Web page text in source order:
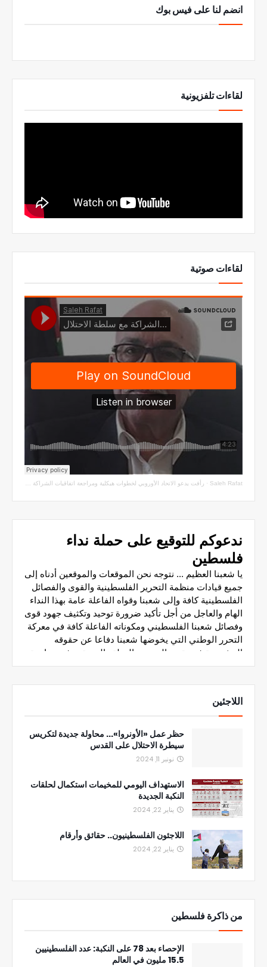
انضم لنا على فيس بوك
لقاءات تلفزيونية
لقاءات صوتية
Saleh Rafat
· رأفت يدعو الاتحاد الأوروبي لخطوات هيكلية ومراجعة اتفاقيات الشراكة مع سلطة الاحتلال
اللاجئين
حظر عمل «الأونروا»... محاولة جديدة لتكريس
سيطرة الاحتلال على القدس
نونبر 11, 2024
الاستهداف اليومي للمخيمات استكمال لحلقات
النكبة الجديدة
يناير 22, 2024
اللاجئون الفلسطينيون.. حقائق وأرقام
يناير 22, 2024
من ذاكرة فلسطين
الإحصاء بعد 78 على النكبة: عدد الفلسطينيين
15.5 مليون في العالم